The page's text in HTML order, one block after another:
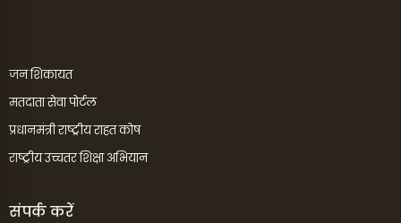
जन शिकायत
मतदाता सेवा पोर्टल
प्रधानमंत्री राष्ट्रीय राहत कोष
राष्ट्रीय उच्चतर शिक्षा अभियान
संपर्क करें